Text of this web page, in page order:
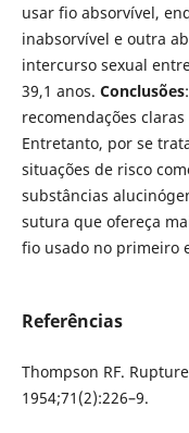
usar fio absorvível,
inabsorvível e outra
intercurso sexual
39,1 anos. Conclusões
recomendações
Entretanto, por se
situações de risco
substâncias
sutura que ofereça
fio usado no primeiro
Referências
Thompson RF.
1954;71(2):226–9.